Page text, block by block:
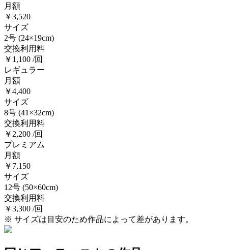
月額
￥3,520
サイズ
2号 (24×19cm)
交換利用料
￥1,100 /回
レギュラー
月額
￥4,400
サイズ
8号 (41×32cm)
交換利用料
￥2,200 /回
プレミアム
月額
￥7,150
サイズ
12号 (50×60cm)
交換利用料
￥3,300 /回
※ サイズは目安のため作品によって差があります。